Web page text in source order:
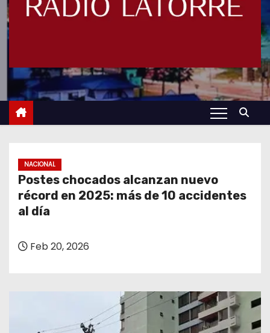
NACIONAL
Postes chocados alcanzan nuevo
récord en 2025: más de 10 accidentes
al día
Feb 20, 2026